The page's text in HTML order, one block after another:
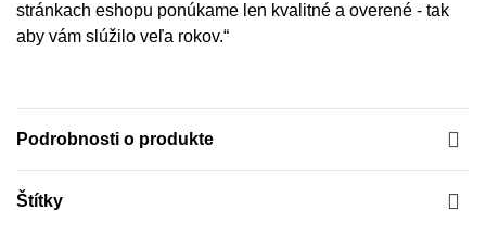
stránkach eshopu ponúkame len kvalitné a overené - tak
aby vám slúžilo veľa rokov.“
Podrobnosti o produkte
Štítky